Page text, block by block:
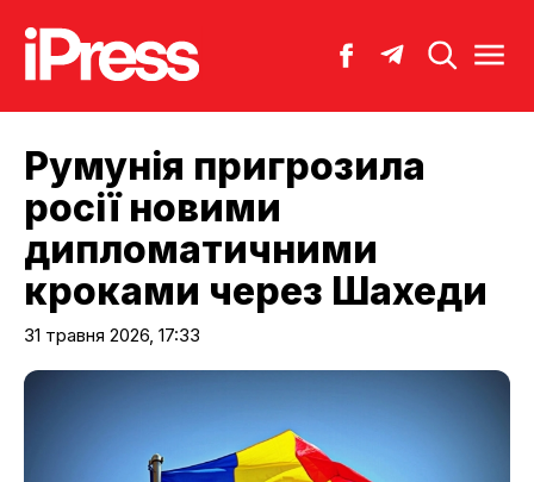
Румунія пригрозила
росії новими
дипломатичними
кроками через Шахеди
31 травня 2026, 17:33